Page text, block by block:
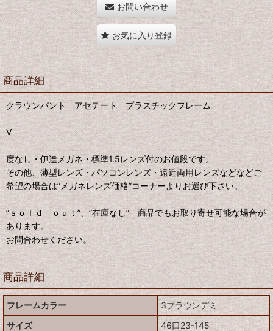
お問い合わせ
お気に入り登録
商品詳細
クラウンパント アセテート プラスチックフレーム
V
度なし・伊達メガネ・標準1.5レンズ付のお値段です。
その他、薄型レンズ・パソコンレンズ・遠近両用レンズなどなどご
希望の場合は”メガネレンズ価格”コーナーよりお選び下さい。
”ｓｏｌｄ ｏｕｔ”、”在庫なし” 商品でもお取り寄せ可能な場合が
あります。
お問合わせください。
商品詳細
フレームカラー
3ブラウンデミ
サイズ
46口23-145